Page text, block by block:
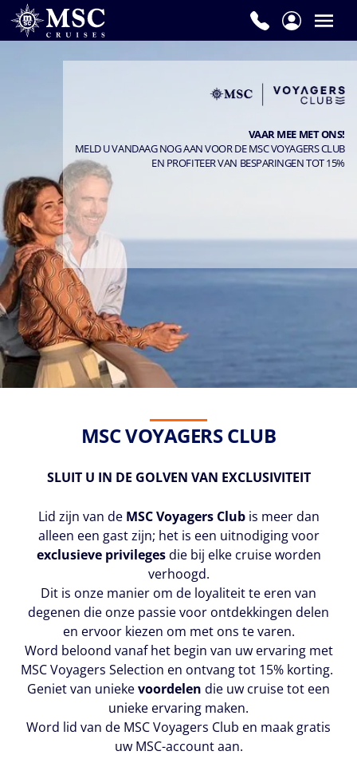
VAAR MEE MET ONS!
MELD U VANDAAG NOG AAN VOOR DE MSC VOYAGERS CLUB
EN PROFITEER VAN BESPARINGEN TOT 15%
MSC VOYAGERS CLUB
SLUIT U IN DE GOLVEN VAN EXCLUSIVITEIT
Lid zijn van de MSC Voyagers Clubis meer dan
alleen een gast zijn; het is een uitnodiging voor
exclusieve privilegesdie bij elke cruise worden
verhoogd.
Dit is onze manier om de loyaliteit te eren van
degenen die onze passie voor ontdekkingen delen
en ervoor kiezen om met ons te varen.
Word beloond vanaf het begin van uw ervaring met
MSC Voyagers Selection en ontvang tot 15% korting.
Geniet van uniekevoordelen die uw cruise tot een
unieke ervaring maken.
Word lid van de MSC Voyagers Club en maak gratis
uw MSC-account aan.